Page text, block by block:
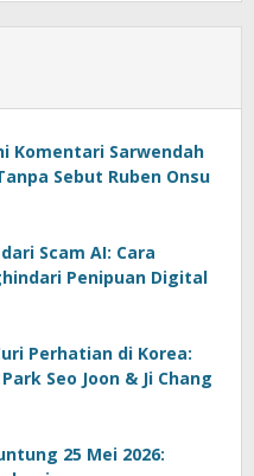
Komentari Sarwendah
Sebut Ruben Onsu
Scam AI: Cara
Penipuan Digital
Perhatian di Korea:
Seo Joon & Ji Chang
25 Mei 2026: